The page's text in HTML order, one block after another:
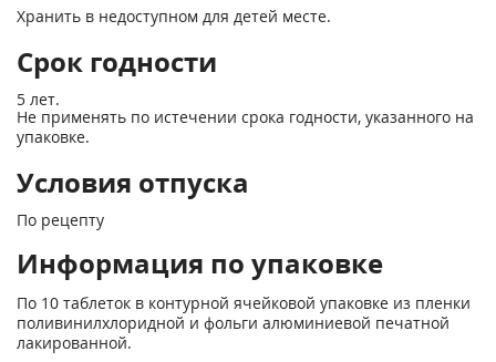
Хранить в недоступном для детей месте.
Срок годности
5 лет.
Не применять по истечении срока годности, указанного на
упаковке.
Условия отпуска
По рецепту
Информация по упаковке
По 10 таблеток в контурной ячейковой упаковке из пленки
поливинилхлоридной и фольги алюминиевой печатной
лакированной.